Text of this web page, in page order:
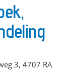
3, 4707 RA